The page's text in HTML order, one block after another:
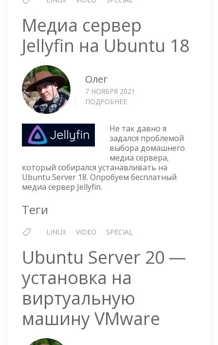
Медиа сервер
Jellyfin на Ubuntu 18
Олег
7 НОЯБРЯ 2021
ПОДРОБНЕЕ
JELLYFIN
НА
UBUNTU
18
Не так давно я
задался проблемой
выбора домашнего
медиа сервера,
который собирался устанавливать на
Ubuntu Server 18. Опробуем бесплатный
медиа сервер Jellyfin.
Теги
LINUX VIDEO SPECIAL
Ubuntu Server 20 —
установка на
виртуальную
машину VMware